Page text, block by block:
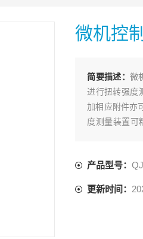
微机控
简要描述： 微
进行扭转强度
加相应附件亦
度测量装置可
产品型号：
更新时间：